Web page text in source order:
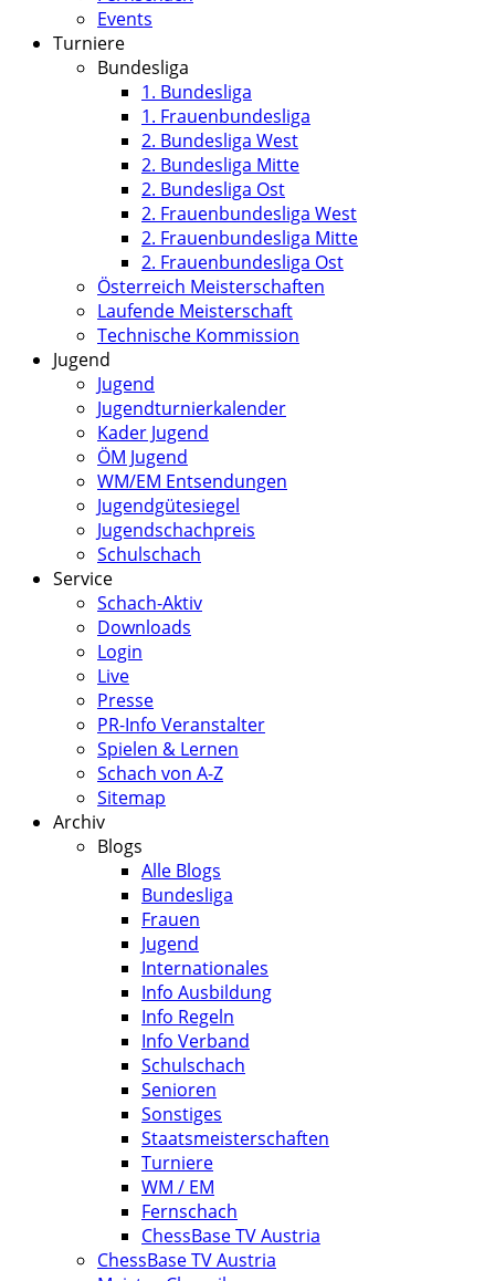
Events
Turniere
Bundesliga
1. Bundesliga
1. Frauenbundesliga
2. Bundesliga West
2. Bundesliga Mitte
2. Bundesliga Ost
2. Frauenbundesliga West
2. Frauenbundesliga Mitte
2. Frauenbundesliga Ost
Österreich Meisterschaften
Laufende Meisterschaft
Technische Kommission
Jugend
Jugend
Jugendturnierkalender
Kader Jugend
ÖM Jugend
WM/EM Entsendungen
Jugendgütesiegel
Jugendschachpreis
Schulschach
Service
Schach-Aktiv
Downloads
Login
Live
Presse
PR-Info Veranstalter
Spielen & Lernen
Schach von A-Z
Sitemap
Archiv
Blogs
Alle Blogs
Bundesliga
Frauen
Jugend
Internationales
Info Ausbildung
Info Regeln
Info Verband
Schulschach
Senioren
Sonstiges
Staatsmeisterschaften
Turniere
WM / EM
Fernschach
ChessBase TV Austria
ChessBase TV Austria